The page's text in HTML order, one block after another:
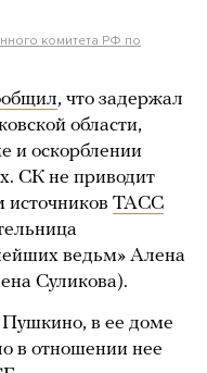
комитета РФ по
, что задержал
области,
и оскорблении
СК не приводит
ТАСС
ведьм» Алена
Суликова).
в ее доме
в отношении нее